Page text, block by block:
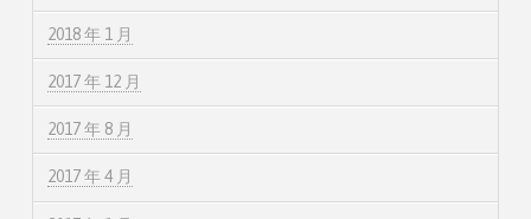
2018 年 1 月
2017 年 12 月
2017 年 8 月
2017 年 4 月